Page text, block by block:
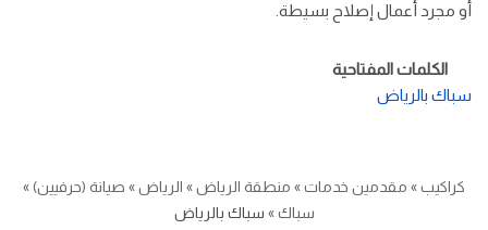
أو مجرد أعمال إصلاح بسيطة.
الكلمات المفتاحية
سباك بالرياض
كراكيب» مقدمين خدمات» منطقة الرياض» الرياض» صيانة (حرفيين)»
سباك» سباك بالرياض